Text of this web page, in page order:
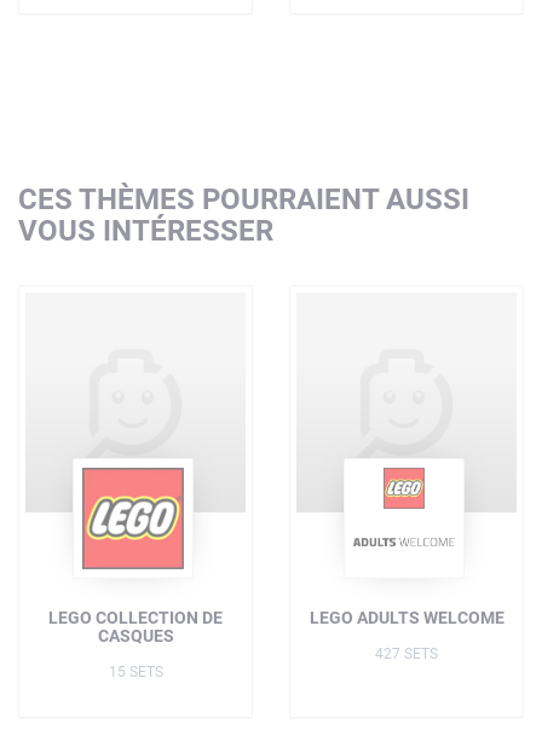
CES THÈMES POURRAIENT AUSSI
VOUS INTÉRESSER
LEGO COLLECTION DE
CASQUES
15 SETS
LEGO ADULTS WELCOME
427 SETS